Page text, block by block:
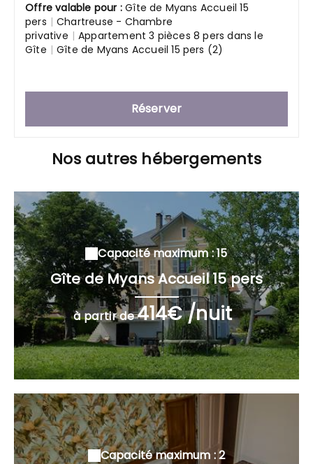
Offre valable pour :Gîte de Myans Accueil 15
pers | Chartreuse - Chambre
privative | Appartement 3 pièces 8 pers dans le
Gîte | Gîte de Myans Accueil 15 pers (2)
Réserver
Nos autres hébergements
Capacité maximum : 15
Gîte de Myans Accueil 15 pers
à partir de414€ /nuit
Capacité maximum : 2